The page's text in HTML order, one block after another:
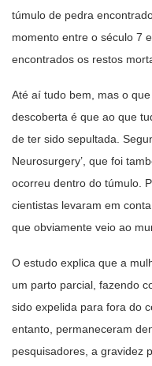
túmulo de pedra
momento entre o século 7
encontrados os restos
Até aí tudo bem, mas o
descoberta é que ao que
de ter sido sepultada.
Neurosurgery’, que foi
ocorreu dentro do túmulo.
cientistas levaram em
que obviamente veio ao
O estudo explica que a
um parto parcial, fazendo
sido expelida para fora do
entanto, permaneceram
pesquisadores, a gravidez